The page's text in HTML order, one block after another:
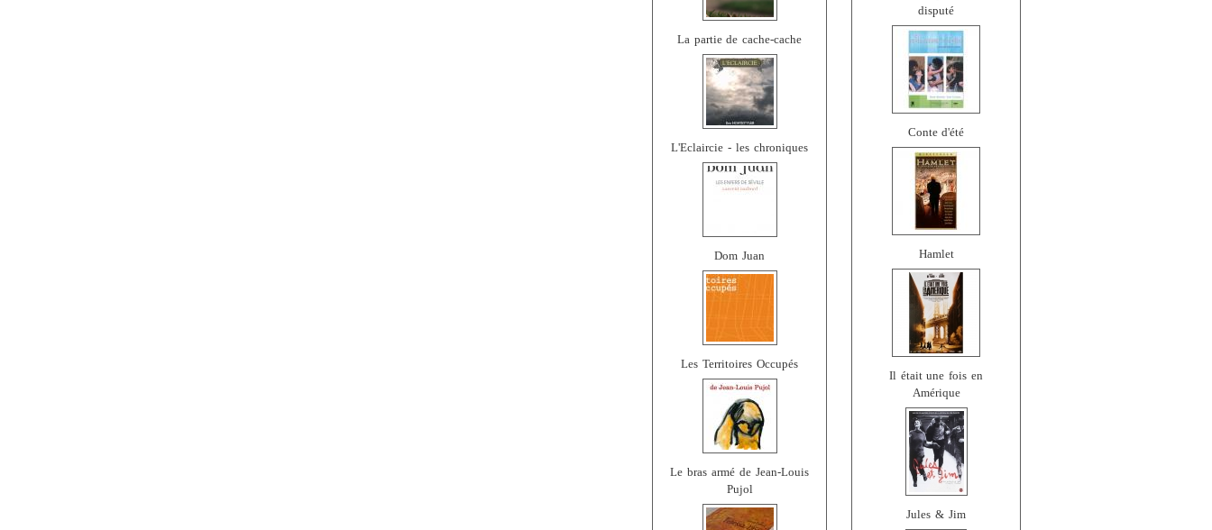
disputé
Conte d'été
Hamlet
Il était une fois en
Amérique
Jules & Jim
La partie de cache-cache
L'Eclaircie - les chroniques
Dom Juan
Les Territoires Occupés
Le bras armé de Jean-Louis
Pujol